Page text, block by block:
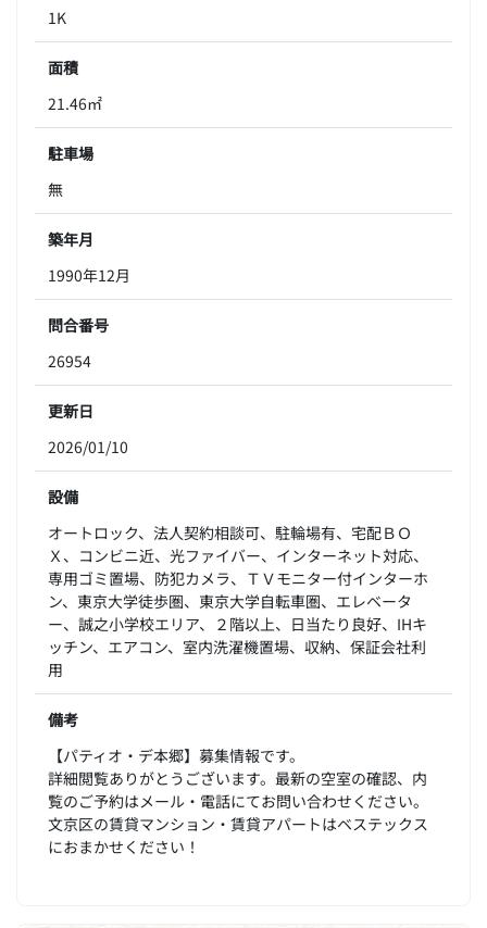
1K
面積
21.46㎡
駐車場
無
築年月
1990年12月
問合番号
26954
更新日
2026/01/10
設備
オートロック、法人契約相談可、駐輪場有、宅配ＢＯ
Ｘ、コンビニ近、光ファイバー、インターネット対応、
専用ゴミ置場、防犯カメラ、ＴＶモニター付インターホ
ン、東京大学徒歩圏、東京大学自転車圏、エレベータ
ー、誠之小学校エリア、２階以上、日当たり良好、IHキ
ッチン、エアコン、室内洗濯機置場、収納、保証会社利
用
備考
【パティオ・デ本郷】募集情報です。
詳細閲覧ありがとうございます。最新の空室の確認、内
覧のご予約はメール・電話にてお問い合わせください。
文京区の賃貸マンション・賃貸アパートはベステックス
におまかせください！